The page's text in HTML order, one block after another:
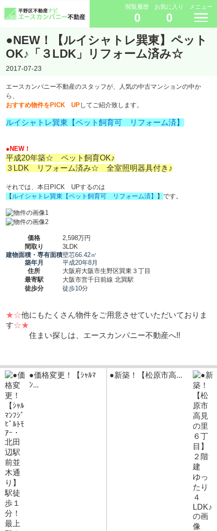
閲覧履歴
0
お気に入り
0
メニュー
●NEW！【ルイシャトレ巽東】ペット
OK♪「３LDK」リフォーム済み☆
2017-07-23
エースカンパニー不動産のスタッフが、人気の中古マンションの中か
ら、
おすすめ物件をPICK UPしてご紹介致します。
ルイシャトレ巽東【ペット飼育可 リフォーム済】
●NEW！
平成20年築☆ ペット飼育OK♪
３LDK リフォーム済み☆ 全室照明器具付き♪
それでは、本日PICK UPするのは
【 ルイシャトレ巽東【ペット飼育可 リフォーム済】 】 です。
価格
2,598万円
間取り
3LDK
建物面積・専有面積壁芯66.42㎡
築年月
平成20年8月
住所
大阪府大阪市生野区巽東３丁目
最寄駅
大阪市営千日前線 北巽駅
徒歩分
徒歩10分
★☆他にもたくさん物件をご用意させていただいておりま
す☆★
住まい探しは、エースカンパニー不動産へ!!
●価格変更！【ｼｬﾙﾏ
ﾝ...
●新築！【松原市高...